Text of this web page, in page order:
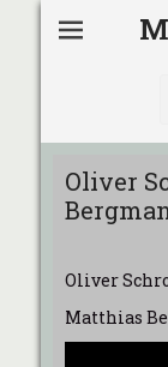
Oliver
Oliver
Matthias